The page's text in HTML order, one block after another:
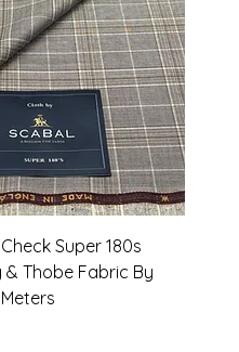
Super 180s
& Thobe Fabric By